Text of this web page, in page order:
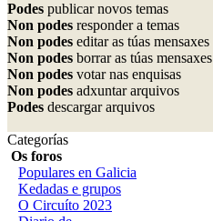
Podes publicar novos temas
Non podes responder a temas
Non podes editar as túas mensaxes
Non podes borrar as túas mensaxes
Non podes votar nas enquisas
Non podes adxuntar arquivos
Podes descargar arquivos
Categorías
Os foros
Populares en Galicia
Kedadas e grupos
O Circuíto 2023